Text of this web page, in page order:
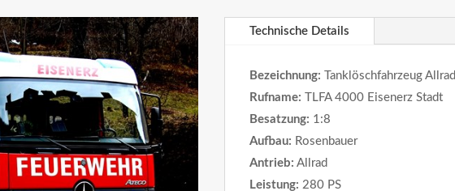
Technische Details
Bezeichnung: Tanklöschfahrzeug Allrad
Rufname: TLFA 4000 Eisenerz Stadt
Besatzung: 1:8
Aufbau: Rosenbauer
Antrieb: Allrad
Leistung: 280 PS